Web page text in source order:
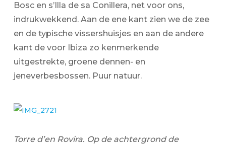
Bosc en s’Illa de sa Conillera, net voor ons,
indrukwekkend. Aan de ene kant zien we de zee
en de typische vissershuisjes en aan de andere
kant de voor Ibiza zo kenmerkende
uitgestrekte, groene dennen- en
jeneverbesbossen. Puur natuur.
Torre d’en Rovira. Op de achtergrond de